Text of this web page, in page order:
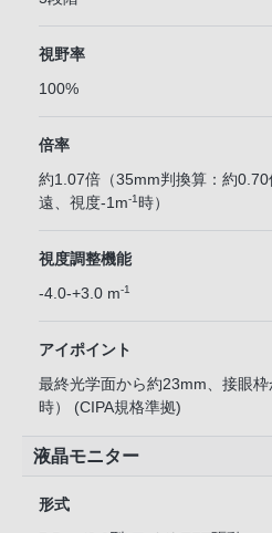
視野率
100%
倍率
約1.07倍（35mm判換算：約
遠、視度-1m-1 時）
視度調整機能
-4.0-+3.0 m-1
アイポイント
最終光学面から約23mm、接眼
時） (CIPA規格準拠)
液晶モニター
形式